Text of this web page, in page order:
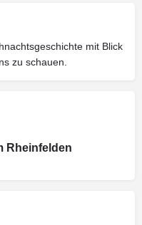
mit Blick
zu schauen.
Rheinfelden